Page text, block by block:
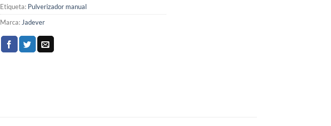
Etiqueta: Pulverizador manual
Marca: Jadever